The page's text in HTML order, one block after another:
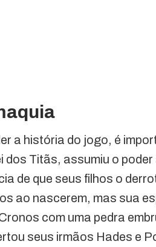
a história do jogo, é
dos Titãs, assumiu o
de que seus filhos o
ao nascerem, mas sua
com uma pedra
seus irmãos Hades e